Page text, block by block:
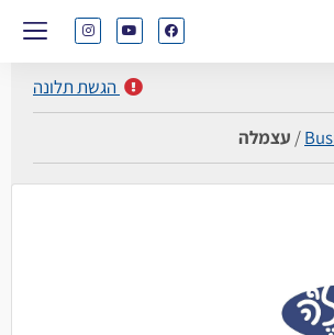
הגשת תלונה
/ עצמלה